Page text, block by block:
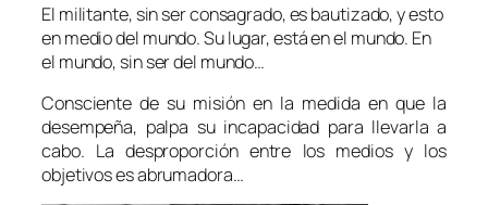
El militante, sin ser consagrado, es bautizado, y esto
en medio del mundo. Su lugar, está en el mundo. En
el mundo, sin ser del mundo…
Consciente de su misión en la medida en que la
desempeña, palpa su incapacidad para llevarla a
cabo. La desproporción entre los medios y los
objetivos es abrumadora…